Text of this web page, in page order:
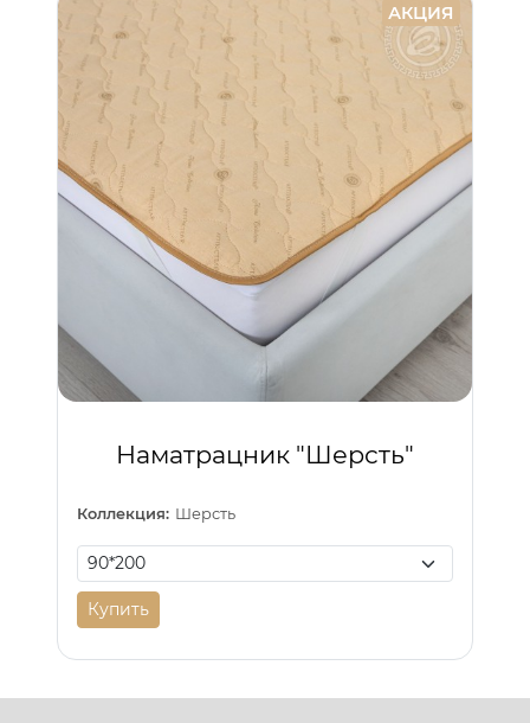
АКЦИЯ
Наматрацник "Шерсть"
Коллекция: Шерсть
Купить